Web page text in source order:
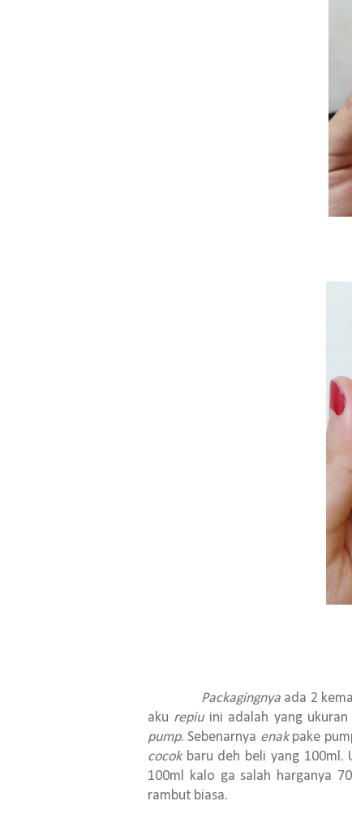
Packagingnyaada 2
aku repiuini adalah yang ukuran
pump. Sebenarnya enakpake
cocokbaru deh beli yang 100ml.
100ml kalo ga salah harganya
rambut biasa.